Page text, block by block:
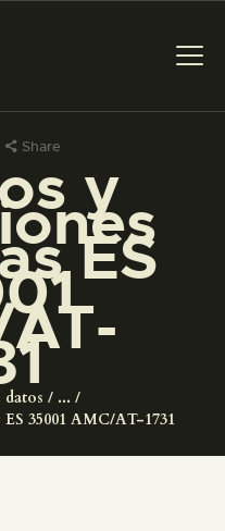
Share
y
ES
datos
...
35001 AMC/AT-1731